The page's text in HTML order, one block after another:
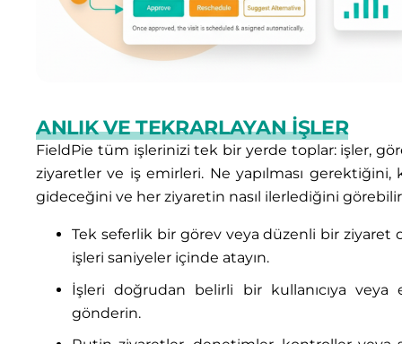
ANLIK VE TEKRARLAYAN İŞLER
FieldPie tüm işlerinizi tek bir yerde toplar: işler,
ziyaretler ve iş emirleri. Ne yapılması gerektiğini,
gideceğini ve her ziyaretin nasıl ilerlediğini
Tek seferlik bir görev veya düzenli bir ziyaret
işleri saniyeler içinde atayın.
İşleri doğrudan belirli bir kullanıcıya veya
gönderin.